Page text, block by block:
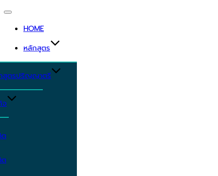
Toggle
navigation
HOME
หลักสูตร
สูตรปริญญาตรี
จ
ต
ต